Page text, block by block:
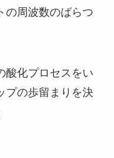
の周波数のばらつ
酸化プロセスをい
プの歩留まりを決